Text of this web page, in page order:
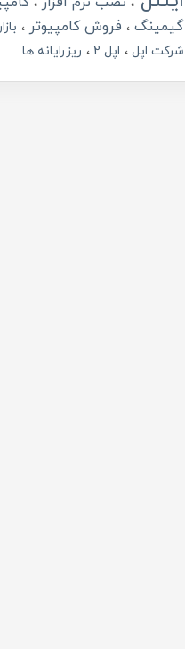
گیمینگ
فروش کامپیوتر
شرکت اپل
اپل 2 ریزرایانه ها